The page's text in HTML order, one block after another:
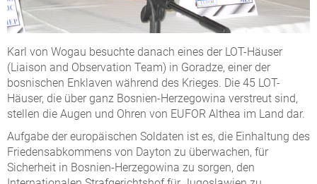
Karl von Wogau besuchte danach eines der LOT-Häuser
(Liaison and Observation Team) in Goradze, einer der
bosnischen Enklaven während des Krieges. Die 45 LOT-
Häuser, die über ganz Bosnien-Herzegowina verstreut sind,
stellen die Augen und Ohren von EUFOR Althea im Land dar.
Aufgabe der europäischen Soldaten ist es, die Einhaltung des
Friedensabkommens von Dayton zu überwachen, für
Sicherheit in Bosnien-Herzegowina zu sorgen, den